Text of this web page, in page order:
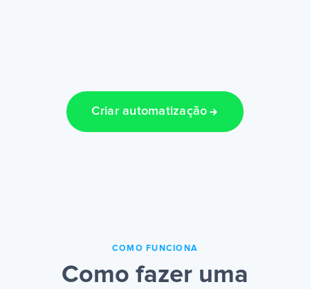
Criar automatização
COMO FUNCIONA
Como fazer uma